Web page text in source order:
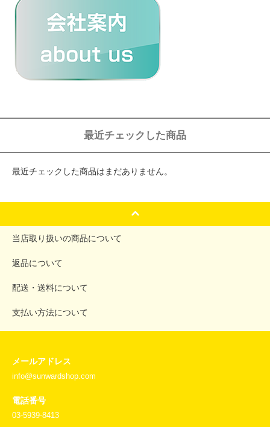
最近チェックした商品
最近チェックした商品はまだありません。
当店取り扱いの商品について
返品について
配送・送料について
支払い方法について
メールアドレス
info@sunwardshop.com
電話番号
03-5939-8413